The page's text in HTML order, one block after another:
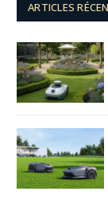
ARTICLES